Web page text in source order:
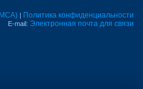
| Политика конфиденциальности
E-mail: Электронная почта для связи